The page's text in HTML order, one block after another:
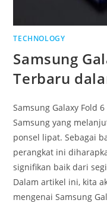
TECHNOLOGY
Samsung
Terbaru
Samsung Galaxy Fold
Samsung yang
ponsel lipat. Sebagai
perangkat ini
signifikan baik dari
Dalam artikel ini, kita
mengenai Samsung